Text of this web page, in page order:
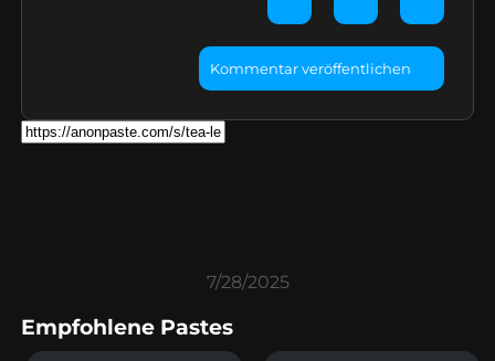
Kommentar veröffentlichen
7/28/2025
Empfohlene Pastes